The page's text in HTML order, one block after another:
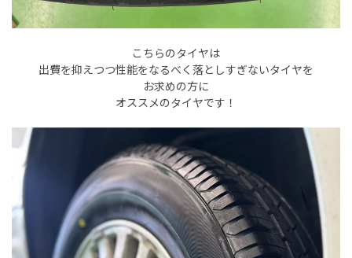
こちらのタイヤは
出費を抑えつつ性能をなるべく落としすぎないタイヤを
お求めの方に
オススメのタイヤです！